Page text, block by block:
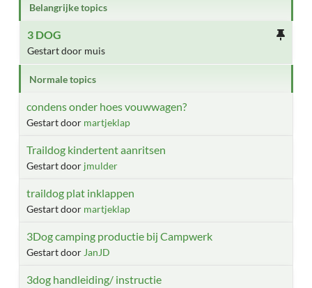
Belangrijke topics
3 DOG
Gestart door muis
Normale topics
condens onder hoes vouwwagen?
Gestart door martjeklap
Traildog kindertent aanritsen
Gestart door jmulder
traildog plat inklappen
Gestart door martjeklap
3Dog camping productie bij Campwerk
Gestart door JanJD
3dog handleiding/ instructie